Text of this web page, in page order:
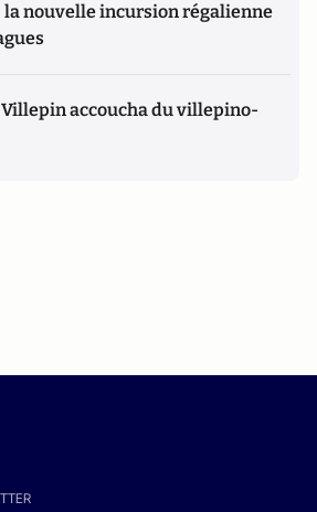
la nouvelle incursion régalienne
accoucha du villepino-